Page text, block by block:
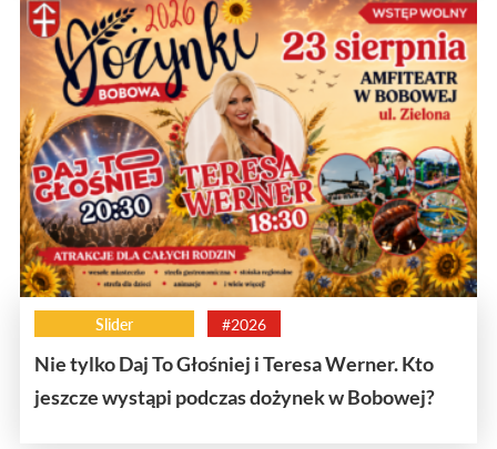
Slider #2026
Nie tylko Daj To Głośniej i Teresa Werner. Kto
jeszcze wystąpi podczas dożynek w Bobowej?